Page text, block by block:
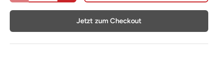
Jetzt zum Checkout